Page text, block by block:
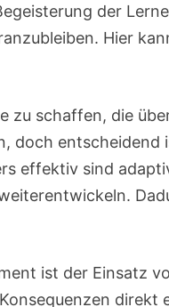
der
Hier
zu schaffen, die
doch entscheidend
effektiv sind
ist der Einsatz